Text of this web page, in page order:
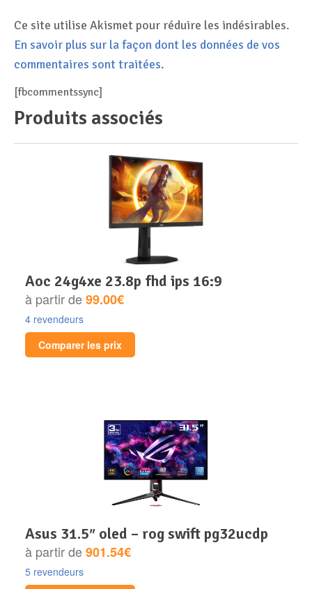
Ce site utilise Akismet pour réduire les indésirables.
En savoir plus sur la façon dont les données de vos
commentaires sont traitées.
[fbcommentssync]
Produits associés
aoc 24g4xe 23.8p fhd ips 16:9
à partir de99.00€
4 revendeurs
Comparer les prix
asus 31.5″ oled – rog swift pg32ucdp
à partir de901.54€
5 revendeurs